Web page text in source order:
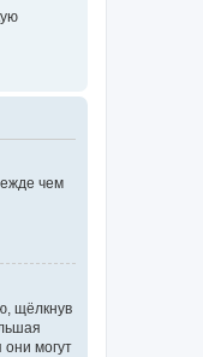
чем
щёлкнув
могут